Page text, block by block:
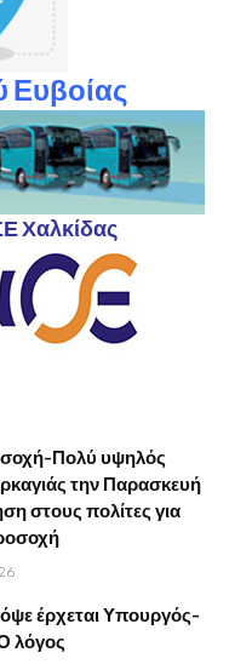
Χαλκίδας
Πολύ υψηλός
την Παρασκευή
στους πολίτες για
έρχεται Υπουργός-
λόγος